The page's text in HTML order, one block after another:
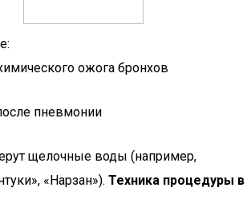
ожога бронхов
пневмонии
щелочные воды (например,
«Нарзан»). Техника процедуры в